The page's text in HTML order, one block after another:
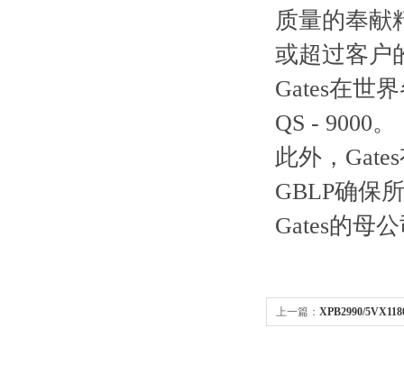
质量的奉献
或超过客户
Gates在世
QS - 9000。
此外，
GBLP确保
Gates的母
上一篇： XPB2990/